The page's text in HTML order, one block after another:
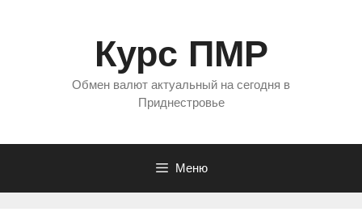
Курс ПМР
Обмен валют актуальный на сегодня в
Приднестровье
Меню